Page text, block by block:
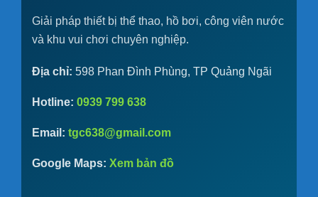
Giải pháp thiết bị thể thao, hồ bơi, công viên nước
và khu vui chơi chuyên nghiệp.
Địa chỉ: 598 Phan Đình Phùng, TP Quảng Ngãi
Hotline: 0939 799 638
Email: tgc638@gmail.com
Google Maps: Xem bản đồ